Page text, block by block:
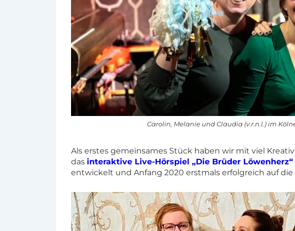
Carolin, Melanie und Claudia (v.r.n.l.) im
Als erstes gemeinsames Stück haben wir mit viel
das interaktive Live-Hörspiel „Die Brüder Löwenherz“
entwickelt und Anfang 2020 erstmals erfolgreich auf